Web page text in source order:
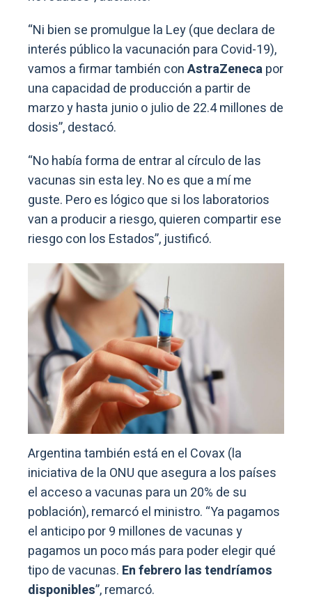
“Ni bien se promulgue la Ley (que declara de
interés público la vacunación para Covid-19),
vamos a firmar también conAstraZenecapor
una capacidad de producción a partir de
marzo y hasta junio o julio de 22.4 millones de
dosis”, destacó.
“No había forma de entrar al círculo de las
vacunas sin esta ley. No es que a mí me
guste. Pero es lógico que si los laboratorios
van a producir a riesgo, quieren compartir ese
riesgo con los Estados”, justificó.
Argentina también está en el Covax (la
iniciativa de la ONU que asegura a los países
el acceso a vacunas para un 20% de su
población), remarcó el ministro. “Ya pagamos
el anticipo por 9 millones de vacunas y
pagamos un poco más para poder elegir qué
tipo de vacunas. En febrero las tendríamos
disponibles”, remarcó.